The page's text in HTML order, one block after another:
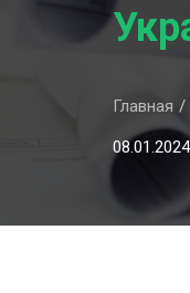
Главная
08.01.2024